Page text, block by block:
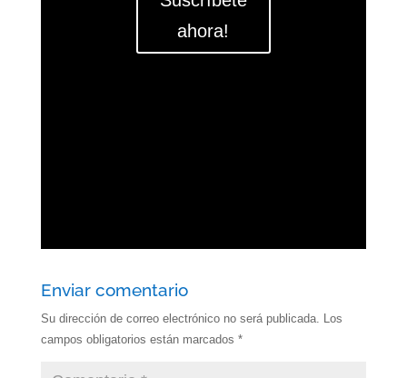
ahora!
Enviar comentario
Su dirección de correo electrónico no será publicada.
Los
campos obligatorios están marcados *